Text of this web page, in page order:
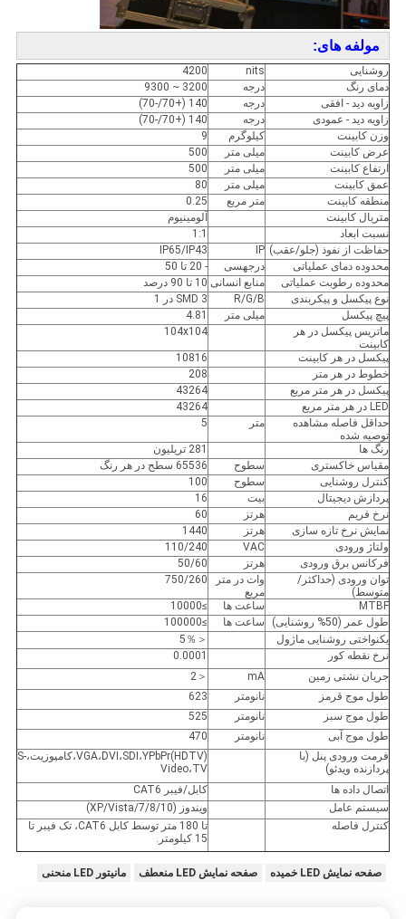
مولفه های:
روشنایی nits
4200
دمای رنگ
درجه
3200 ~ 9300
زاویه دید - افقی
درجه
140 (+70/-70)
زاویه دید - عمودی
درجه
140 (+70/-70)
وزن کابینت
کیلوگرم
9
عرض کابینت
میلی متر
500
ارتفاع کابینت
میلی متر
500
عمق کابینت
میلی متر
80
منطقه کابینت
متر مربع
0.25
متریال کابینت
آلومینیوم
نسبت ابعاد
1:1
حفاظت از نفوذ (جلو/عقب) IP
IP65/IP43
محدوده دمای عملیاتی
درجهسی
- 20 تا 50
محدوده رطوبت عملیاتی
منابع انسانی 10 تا 90 درصد
نوع پیکسل و پیکربندی
R/G/B
SMD 3 در 1
پیچ پیکسل
میلی متر
4.81
ماتریس پیکسل در هر
کابینت
104x104
پیکسل در هر کابینت
10816
خطوط در هر متر
208
پیکسل در هر متر مربع
43264
LED در هر متر مربع
43264
حداقل فاصله مشاهده
توصیه شده
متر 5
رنگ ها
281 تریلیون
مقیاس خاکستری
سطوح
65536 سطح در هر رنگ
کنترل روشنایی
سطوح
100
پردازش دیجیتال
بیت
16
نرخ فریم
هرتز
60
نمایش نرخ تازه سازی
هرتز
1440
ولتاژ ورودی
VAC
110/240
فرکانس برق ورودی
هرتز
50/60
توان ورودی (حداکثر/
متوسط)
وات در متر
مربع
750/260
MTBF ساعت ها
≥10000
طول عمر (50% روشنایی)
ساعت ها
≥100000
یکنواختی روشنایی ماژول
＜5％
نرخ نقطه کور
0.0001
جریان نشتی زمین
mA
＜2
طول موج قرمز
نانومتر
623
طول موج سبز
نانومتر
525
طول موج آبی
نانومتر
470
فرمت ورودی پنل (با
پردازنده ویدئو)
VGA،DVI،SDI،YPbPr(HDTV)،کامپوزیت،S-
Video،TV
اتصال داده ها
کابل/فیبر CAT6
سیستم عامل
ویندوز (XP/Vista/7/8/10)
کنترل فاصله
تا 180 متر توسط کابل CAT6، تک فیبر تا
15 کیلومتر.
صفحه نمایش LED خمیده صفحه نمایش LED منعطف مانیتور LED منحنی